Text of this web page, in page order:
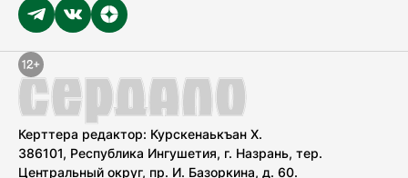
Керттера редактор: Курскенаькъан Х.
386101, Республика Ингушетия, г. Назрань, тер.
Центральный округ, пр. И. Базоркина, д. 60.